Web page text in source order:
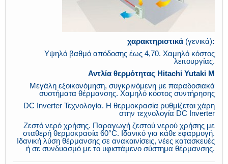
χαρακτηριστικά (γενικά):
Υψηλό βαθμό απόδοσης έως 4,70. Χαμηλό κόστος
λειτουργίας.
Αντλία θερμότητας Hitachi Yutaki M
Μεγάλη εξοικονόμηση, συγκρινόμενη με παραδοσιακά
συστήματα θέρμανσης. Χαμηλό κόστος συντήρησης
DC Inverter Τεχνολογία. Η θερμοκρασία ρυθμίζεται χάρη
στην τεχνολογία DC Inverter
Ζεστό νερό χρήσης. Παραγωγή ζεστού νερού χρήσης με
σταθερή θερμοκρασία 60°C. Ιδανικό για κάθε εφαρμογή.
Ιδανική λύση θέρμανσης σε ανακαινίσεις, νέες κατασκευές
ή σε συνδυασμό με το υφιστάμενο σύστημα θέρμανσης.